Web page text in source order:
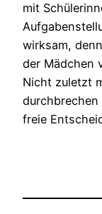
mit
wirksam,
der Mädchen
Nicht zuletzt
freie